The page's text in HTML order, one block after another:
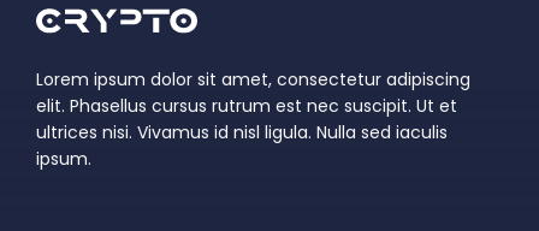
Lorem ipsum dolor sit amet, consectetur adipiscing
elit. Phasellus cursus rutrum est nec suscipit. Ut et
ultrices nisi. Vivamus id nisl ligula. Nulla sed iaculis
ipsum.